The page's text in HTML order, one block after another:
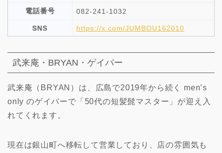
電話番号 082-241-1032
SNS https://x.com/JUMBOU162010
武来庵・BRYAN・ゲイバー
武来庵（BRYAN）は、広島で2019年から続く men’s
only のゲイバーで「50代の短髪髭マスター」が迎え入
れてくれます。
現在は銀山町へ移転して営業しており、店の雰囲気も